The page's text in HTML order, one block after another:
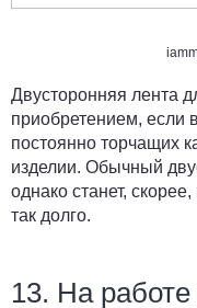
Двусторонняя лента
приобретением, если
постоянно торчащих
изделии. Обычный
однако станет,
так долго.
13. На